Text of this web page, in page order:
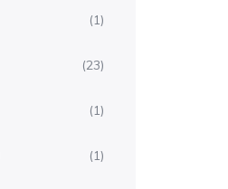
(1)
(23)
(1)
(1)